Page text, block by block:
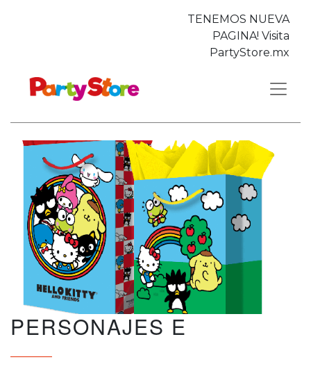
TENEMOS NUEVA
PAGINA! Visita
PartyStore.mx
PERSONAJES E